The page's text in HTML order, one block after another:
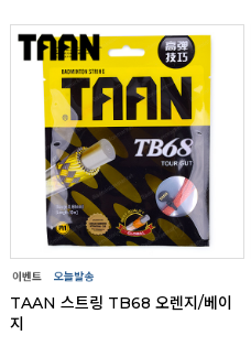
TAAN 스트링 TB68 오렌지/베이
지